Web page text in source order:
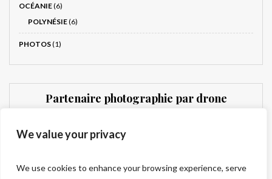
We value your privacy
We use cookies to enhance your browsing experience, serve
OCÉANIE(6)
POLYNÉSIE(6)
PHOTOS(1)
Partenaire photographie par drone
Dronnit